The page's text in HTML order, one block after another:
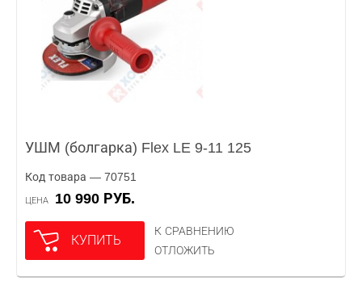
УШМ (болгарка) Flex LE 9-11 125
Код товара — 70751
ЦЕНА 10 990 РУБ.
КУПИТЬ
К СРАВНЕНИЮ
ОТЛОЖИТЬ